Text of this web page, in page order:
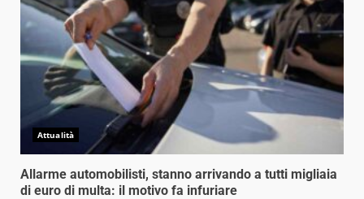
Attualità
Allarme automobilisti, stanno arrivando a tutti migliaia
di euro di multa: il motivo fa infuriare